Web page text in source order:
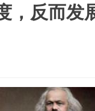
，反而发